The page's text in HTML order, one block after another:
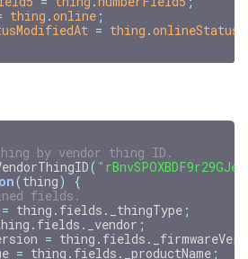
thing .online ;
= thing .
by vendor thing ID.
(
(thing)
{
fields.
= thing . fields . _thingType ;
. fields . _vendor ;
= thing . fields .
= thing . fields . _productName ;